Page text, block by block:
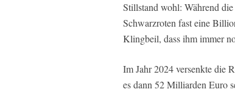
Stillstand wohl: Während
Schwarzroten fast eine
Klingbeil, dass ihm immer
Im Jahr 2024 versenkte die
es dann 52 Milliarden Euro